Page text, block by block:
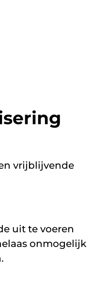
vrijblijvende
uit te voeren
onmogelijk